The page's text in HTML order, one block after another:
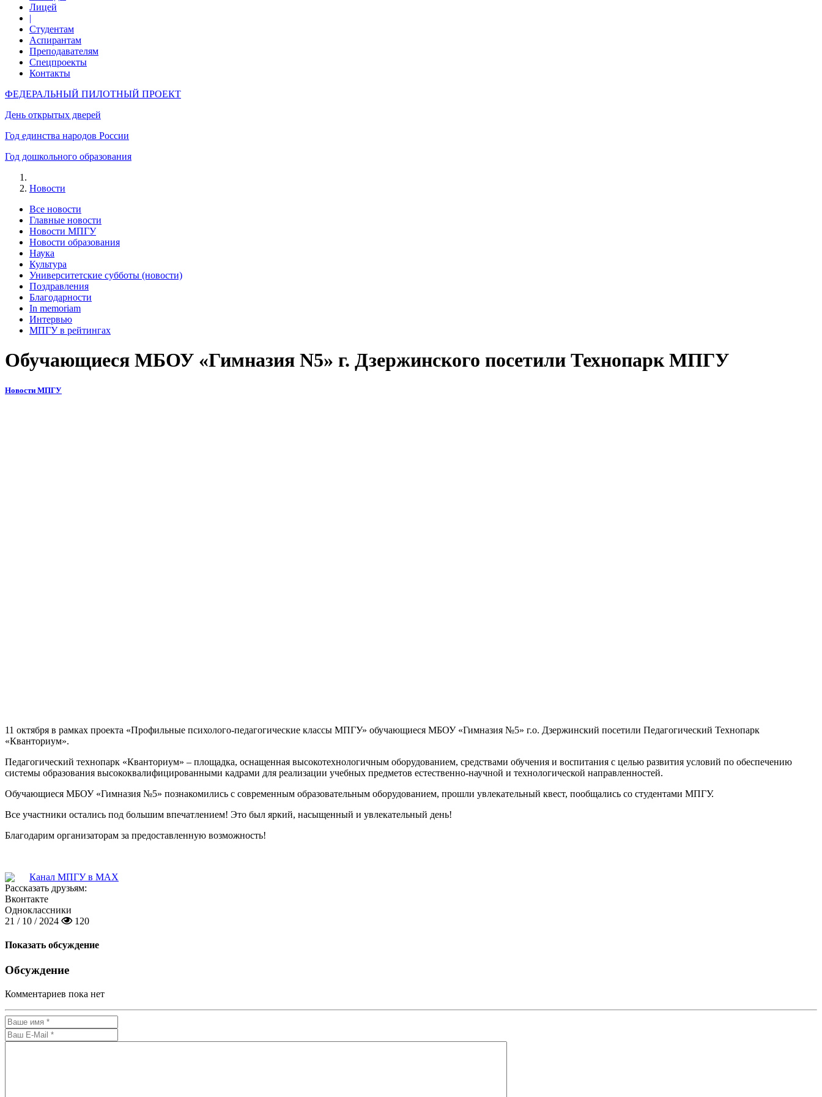
Лицей
|
Студентам
Аспирантам
Преподавателям
Спецпроекты
Контакты
ФЕДЕРАЛЬНЫЙ ПИЛОТНЫЙ ПРОЕКТ
День открытых дверей
Год единства народов России
Год дошкольного образования
Новости
Все новости
Главные новости
Новости МПГУ
Новости образования
Наука
Культура
Университетские субботы (новости)
Поздравления
Благодарности
In memoriam
Интервью
МПГУ в рейтингах
Обучающиеся МБОУ «Гимназия N5» г. Дзержинского посетили Технопарк МПГУ
Новости МПГУ
11 октября в рамках проекта «Профильные психолого-педагогические классы МПГУ» обучающиеся МБОУ «Гимназия №5» г.о. Дзержинский посетили Педагогический Технопарк
«Кванториум».
Педагогический технопарк «Кванториум» – площадка, оснащенная высокотехнологичным оборудованием, средствами обучения и воспитания с целью развития условий по обеспечению
системы образования высококвалифицированными кадрами для реализации учебных предметов естественно-научной и технологической направленностей.
Обучающиеся МБОУ «Гимназия №5» познакомились с современным образовательным оборудованием, прошли увлекательный квест, пообщались со студентами МПГУ.
Все участники остались под большим впечатлением! Это был яркий, насыщенный и увлекательный день!
Благодарим организаторам за предоставленную возможность!
Канал МПГУ в MAX
Рассказать друзьям:
Вконтакте
Одноклассники
21 / 10 / 2024
120
Показать обсуждение
Обсуждение
Комментариев пока нет